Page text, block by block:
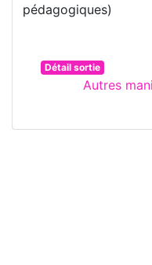
pédagogiques)
Détail sortie
Autres